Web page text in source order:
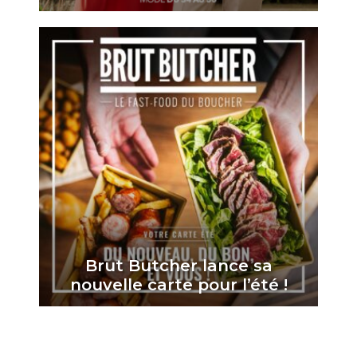
Brut Butcher lance sa
nouvelle carte pour l’été !